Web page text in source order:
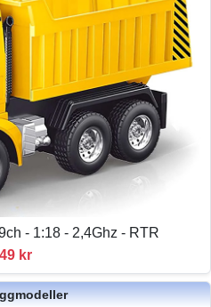
- 1:18 - 2,4Ghz - RTR
kr